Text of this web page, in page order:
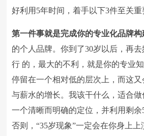
好利用5年时间，着手以下3件至关重
第一件事就是完成你的专业化品牌构
的个人品牌。你到了30岁以后，再
行 的，最大的不利，就是你的专业
停留在一个相对低的层次上，而这
与薪水的增长。我该干什么，适合
一个清晰而明确的定位，并利用剩余
否则，“35岁现象”一定会在你身上上